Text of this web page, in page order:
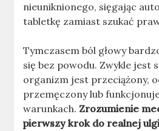
nieuniknionego, sięgając
tabletkę zamiast szukać
Tymczasem ból głowy
się bez powodu. Zwykle jest
organizm jest przeciążony,
przemęczony lub
warunkach. Zrozumienie
pierwszy krok do realnej